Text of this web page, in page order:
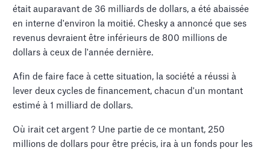
était auparavant de 36 milliards de dollars, a été abaissée
en interne d'environ la moitié. Chesky a annoncé que ses
revenus devraient être inférieurs de 800 millions de
dollars à ceux de l'année dernière.
Afin de faire face à cette situation, la société a réussi à
lever deux cycles de financement, chacun d'un montant
estimé à 1 milliard de dollars.
Où irait cet argent ? Une partie de ce montant, 250
millions de dollars pour être précis, ira à un fonds pour les